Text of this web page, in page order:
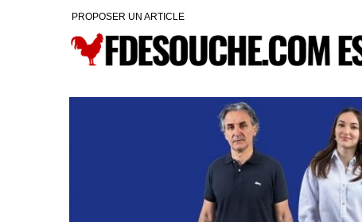
PROPOSER UN ARTICLE